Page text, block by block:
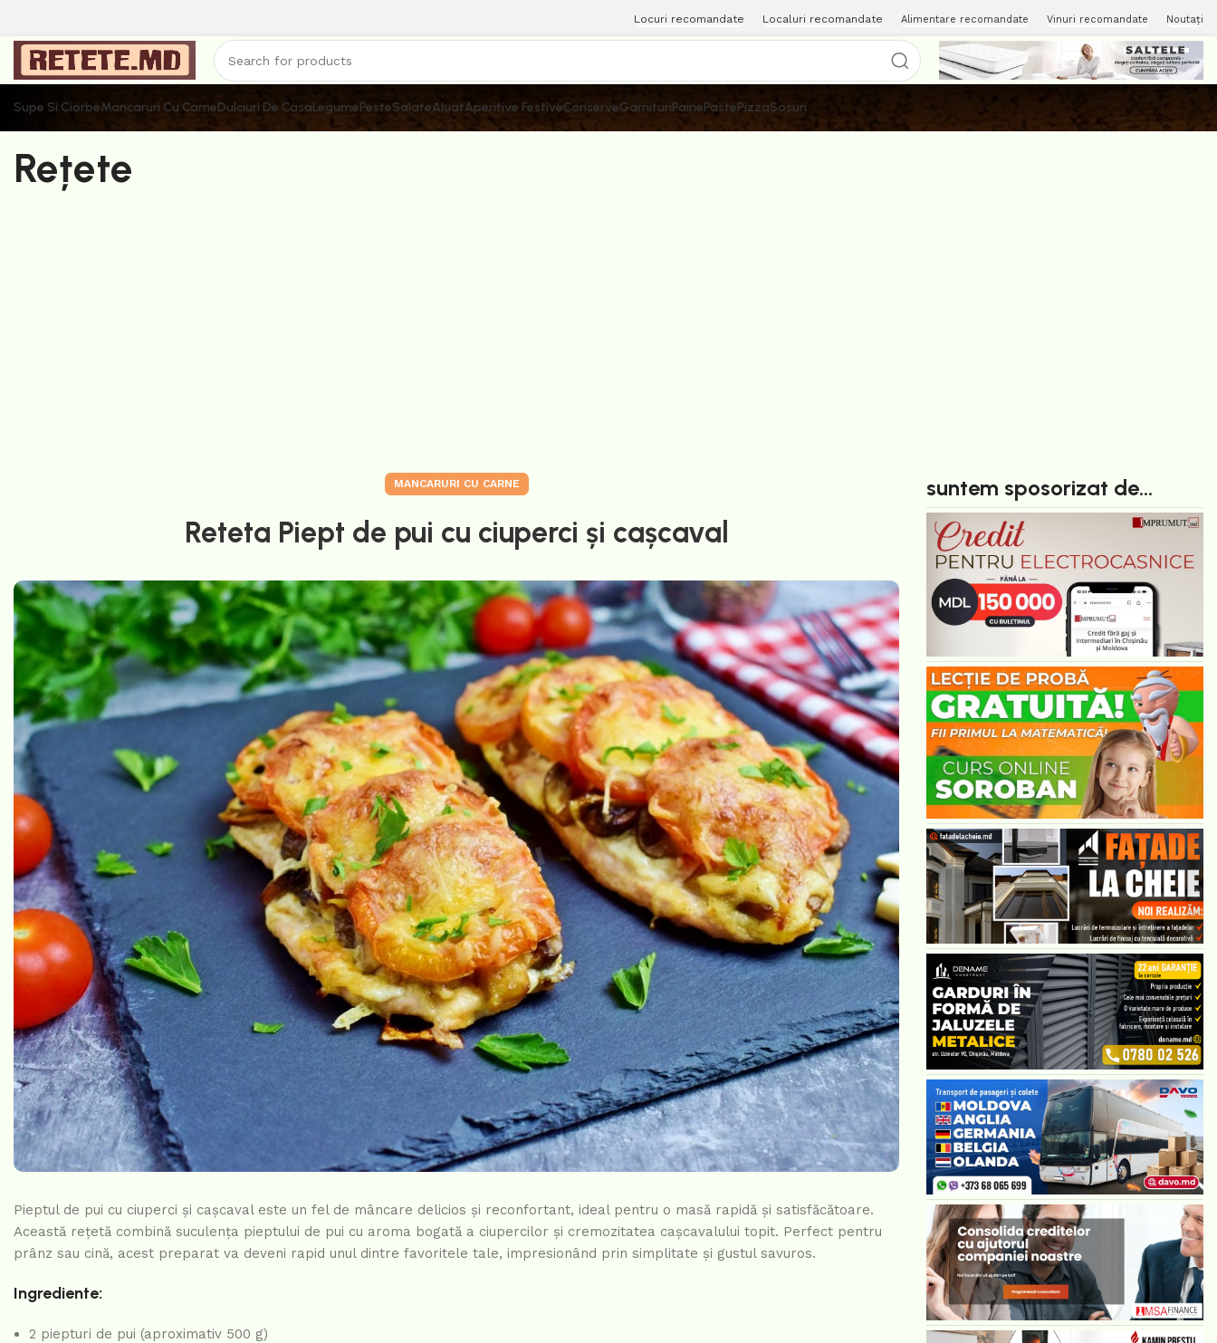
Locuri recomandate Localuri recomandate Alimentare recomandate Vinuri recomandate Noutați
Supe Si CiorbeMancaruri Cu CarneDulciuri De CasaLegumePesteSalateAluatAperitive FestiveConserveGarnituriPainePastePizzaSosuri
Rețete
MANCARURI CU CARNE
Reteta Piept de pui cu ciuperci și cașcaval
Pieptul de pui cu ciuperci și cașcaval este un fel de mâncare delicios și reconfortant, ideal pentru o masă rapidă și satisfăcătoare.
Această rețetă combină suculența pieptului de pui cu aroma bogată a ciupercilor și cremozitatea cașcavalului topit. Perfect pentru
prânz sau cină, acest preparat va deveni rapid unul dintre favoritele tale, impresionând prin simplitate și gustul savuros.
Ingrediente:
2 piepturi de pui (aproximativ 500 g)
suntem sposorizat de...